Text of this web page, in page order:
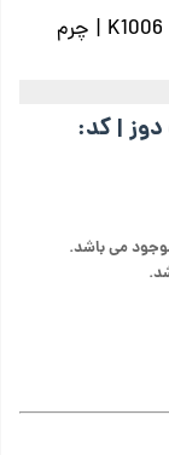
کیف پول چرمی جیبی مردانه دست دوز | کد:‌ K1006 | چرم
| کد:‌
می باشد.